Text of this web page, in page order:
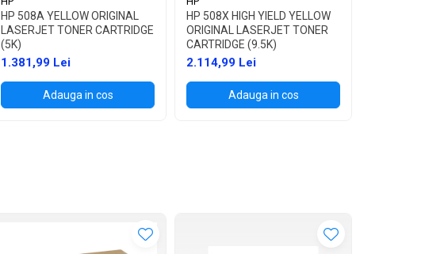
HP 508A YELLOW ORIGINAL
LASERJET TONER CARTRIDGE
(5K)
1.381,99 Lei
Adauga in cos
HP 508X HIGH YIELD YELLOW
ORIGINAL LASERJET TONER
CARTRIDGE (9.5K)
2.114,99 Lei
Adauga in cos